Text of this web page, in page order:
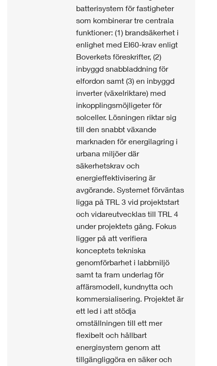
batterisystem för fastigheter
som kombinerar tre centrala
funktioner: (1) brandsäkerhet i
enlighet med EI60-krav enligt
Boverkets föreskrifter, (2)
inbyggd snabbladdning för
elfordon samt (3) en inbyggd
inverter (växelriktare) med
inkopplingsmöjligeter för
solceller. Lösningen riktar sig
till den snabbt växande
marknaden för energilagring i
urbana miljöer där
säkerhetskrav och
energieffektivisering är
avgörande. Systemet förväntas
ligga på TRL 3 vid projektstart
och vidareutvecklas till TRL 4
under projektets gång. Fokus
ligger på att verifiera
konceptets tekniska
genomförbarhet i labbmiljö
samt ta fram underlag för
affärsmodell, kundnytta och
kommersialisering. Projektet är
ett led i att stödja
omställningen till ett mer
flexibelt och hållbart
energisystem genom att
tillgängliggöra en säker och